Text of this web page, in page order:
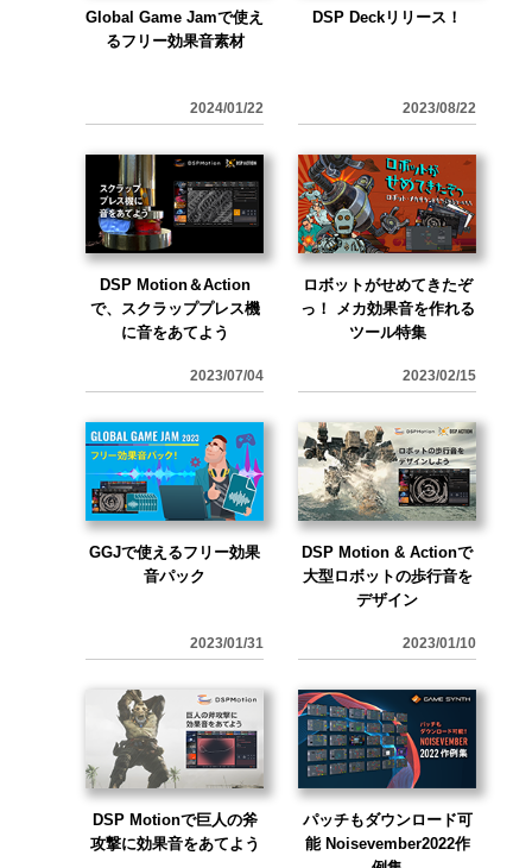
Global Game Jamで使え
るフリー効果音素材
2024/01/22
DSP Deckリリース！
2023/08/22
DSP Motion＆Action
で、スクラッププレス機
に音をあてよう
2023/07/04
ロボットがせめてきたぞ
っ！ メカ効果音を作れる
ツール特集
2023/02/15
GGJで使えるフリー効果
音パック
2023/01/31
DSP Motion & Actionで
大型ロボットの歩行音を
デザイン
2023/01/10
DSP Motionで巨人の斧
攻撃に効果音をあてよう
パッチもダウンロード可
能 Noisevember2022作